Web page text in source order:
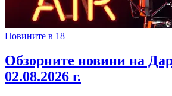
Новините в 18
Обзорните новини на
02.08.2026 г.